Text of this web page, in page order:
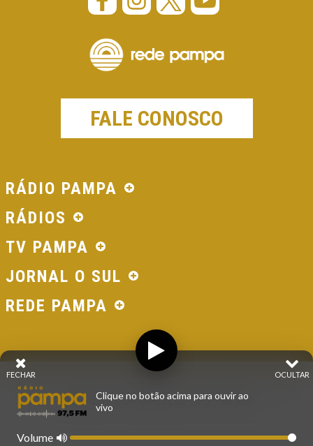
FALE CONOSCO
RÁDIO PAMPA
RÁDIOS
TV PAMPA
JORNAL O SUL
REDE PAMPA
© 2026 - Direitos Reservados - Rádio Pampa - Rede
Pampa de Comunicação | RS - Brasil.
OCULTAR
FECHAR
Clique no botão acima para ouvir ao
vivo
Volume